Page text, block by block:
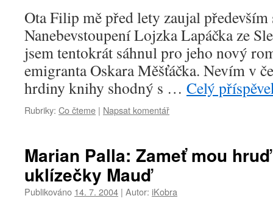
Ota Filip mě před lety zaujal
Nanebevstoupení Lojzka Lapáčka ze
jsem tentokrát sáhnul pro jeho nový
emigranta Oskara Měšťáčka. Nevím v
hrdiny knihy shodný s … Celý
Rubriky: Co čteme | Napsat komentář
Marian Palla: Zameť mou
uklízečky Mauď
Publikováno 14. 7. 2004 | Autor: iKobra